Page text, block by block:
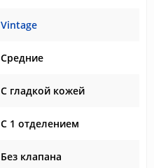
Vintage
Средние
С гладкой кожей
С 1 отделением
Без клапана